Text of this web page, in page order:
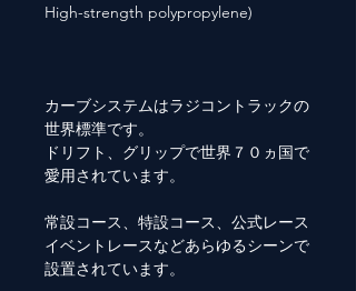
High-strength polypropylene)
カーブシステムはラジコントラックの
世界標準です。
ドリフト、グリップで世界７０ヵ国で
愛用されています。
常設コース、特設コース、公式レース
イベントレースなどあらゆるシーンで
設置されています。